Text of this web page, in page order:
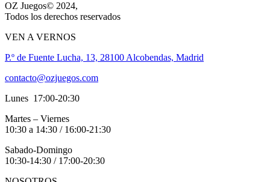
49,95 €.
OZ Juegos© 2024,
Todos los derechos reservados
VEN A VERNOS
P.º de Fuente Lucha, 13, 28100 Alcobendas, Madrid
contacto@ozjuegos.com
Lunes 17:00-20:30
Martes – Viernes
10:30 a 14:30 / 16:00-21:30
Sabado-Domingo
10:30-14:30 / 17:00-20:30